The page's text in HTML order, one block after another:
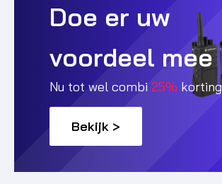
Doe er uw
voordeel mee
Nu tot wel combi 25% korting
Bekijk >